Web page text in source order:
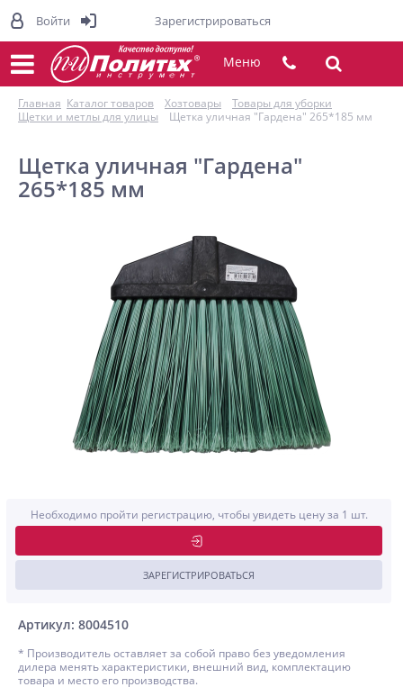
Меню
Главная Каталог товаров Хозтовары
Товары для уборки
Щетки и метлы для улицы
Щетка уличная "Гардена" 265*185 мм
Щетка уличная "Гардена"
265*185 мм
Артикул: 8004510
Необходимо пройти регистрацию, чтобы увидеть цену за 1 шт.
ЗАРЕГИСТРИРОВАТЬСЯ
* Производитель оставляет за собой право без уведомления
дилера менять характеристики, внешний вид, комплектацию
товара и место его производства.
Войти Зарегистрироваться